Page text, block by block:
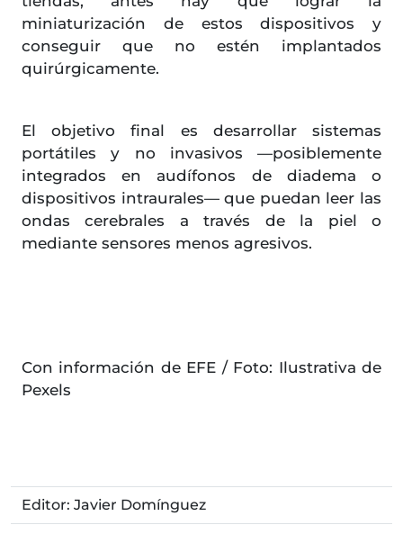
miniaturización de estos dispositivos y
conseguir que no estén implantados
quirúrgicamente.
El objetivo final es desarrollar sistemas
portátiles y no invasivos —posiblemente
integrados en audífonos de diadema o
dispositivos intraurales— que puedan leer las
ondas cerebrales a través de la piel o
mediante sensores menos agresivos.
Con información de EFE / Foto: Ilustrativa de
Pexels
Editor: Javier Domínguez